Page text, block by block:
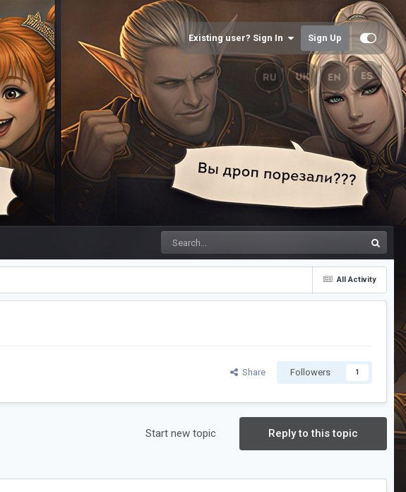
Existing user? Sign In Sign Up
All Activity
Share Followers 1
Reply to this topic
Start new topic